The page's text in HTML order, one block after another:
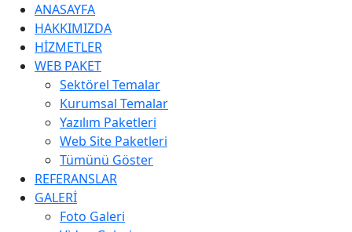
ANASAYFA
HAKKIMIZDA
HİZMETLER
WEB PAKET
Sektörel Temalar
Kurumsal Temalar
Yazılım Paketleri
Web Site Paketleri
Tümünü Göster
REFERANSLAR
GALERİ
Foto Galeri